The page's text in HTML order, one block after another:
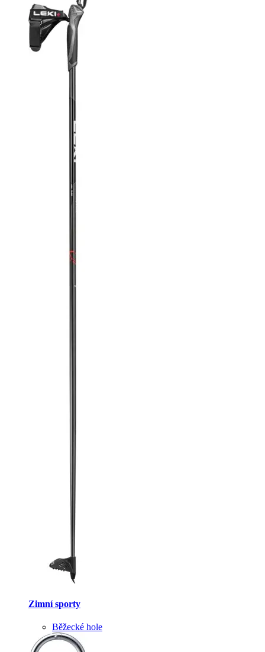
Zimní sporty
Běžecké hole